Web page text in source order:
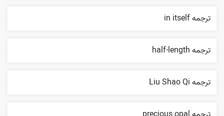
ترجمه in itself
ترجمه half-length
ترجمه Liu Shao Qi